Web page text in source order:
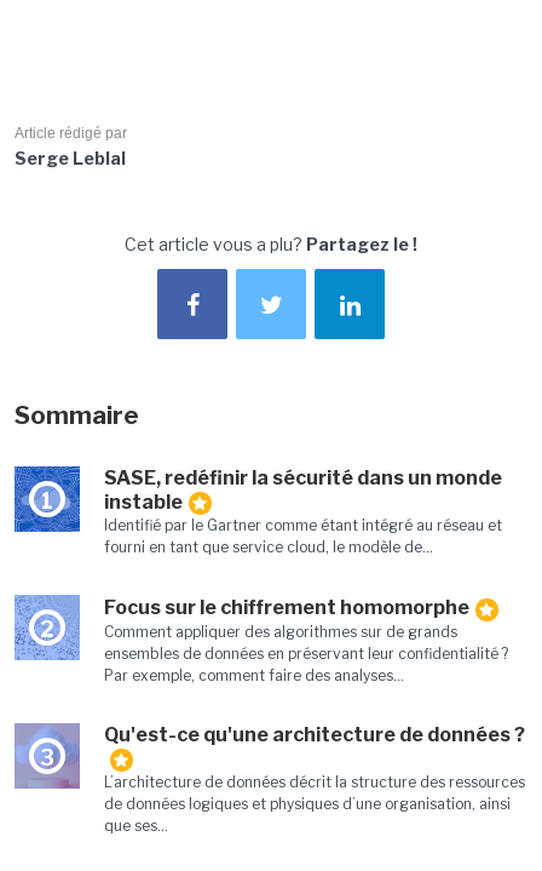
Article rédigé par
Serge Leblal
Cet article vous a plu? Partagez le !
Sommaire
1
SASE, redéfinir la sécurité dans un monde
instable
Identifié par le Gartner comme étant intégré au réseau et
fourni en tant que service cloud, le modèle de...
2
Focus sur le chiffrement homomorphe
Comment appliquer des algorithmes sur de grands
ensembles de données en préservant leur confidentialité ?
Par exemple, comment faire des analyses...
3
Qu'est-ce qu'une architecture de données ?
L’architecture de données décrit la structure des ressources
de données logiques et physiques d’une organisation, ainsi
que ses...